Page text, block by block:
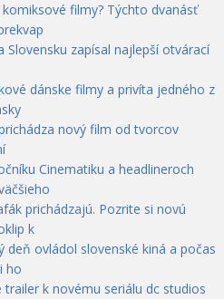
filmy? Týchto dvanásť
Slovensku zapísal najlepší otvárací
dánske filmy a privíta jedného z
nový film od tvorcov
Cinematiku a headlineroch
prichádzajú. Pozrite si novú
k
deň ovládol slovenské kiná a počas
ho
k novému seriálu dc studios